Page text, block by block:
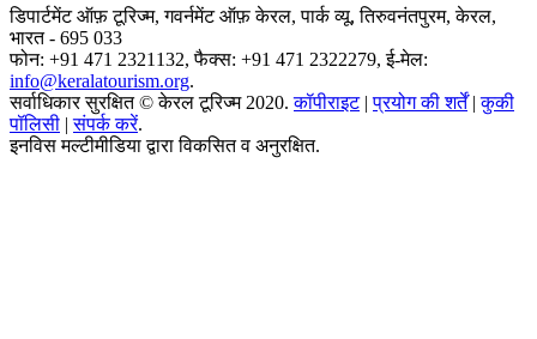
डिपार्टमेंट ऑफ़ टूरिज्म, गवर्नमेंट ऑफ़ केरल, पार्क व्यू, तिरुवनंतपुरम, केरल,
भारत - 695 033
फोन: +91 471 2321132, फैक्स: +91 471 2322279, ई-मेल:
info@keralatourism.org.
सर्वाधिकार सुरक्षित © केरल टूरिज्म 2020.कॉपीराइट|प्रयोग की शर्तें|कुकी
पॉलिसी |संपर्क करें.
इनविस मल्टीमीडिया द्वारा विकसित व अनुरक्षित.